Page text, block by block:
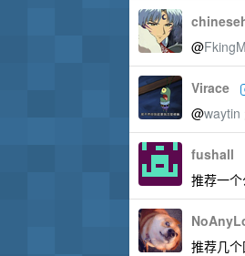
@
Virace
@waytin
fushall
推荐一
推荐几个